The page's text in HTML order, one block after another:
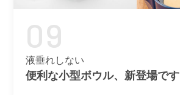
09
液垂れしない
便利な小型ボウル、新登場です